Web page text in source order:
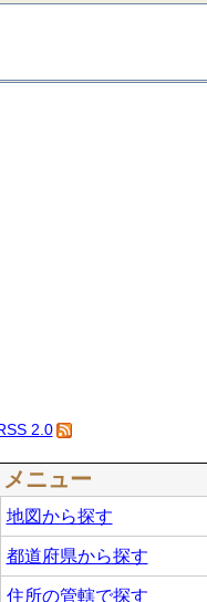
2.0
メニュー
地図から探す
都道府県から探す
住所の管轄で探す